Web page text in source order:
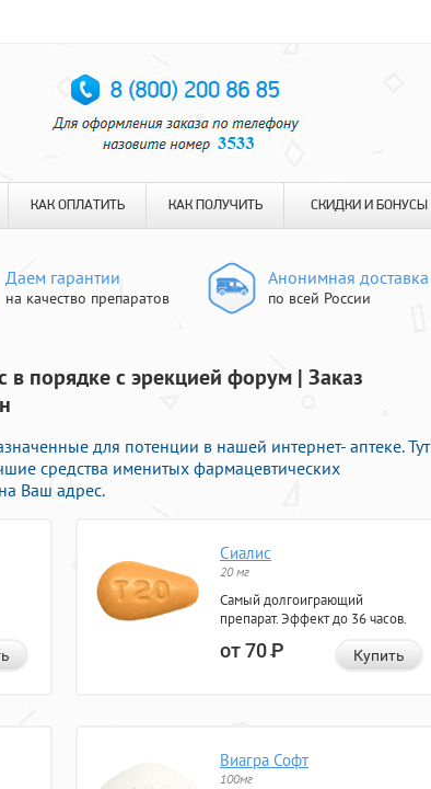
КАК ОПЛАТИТЬ КАК ПОЛУЧИТЬ СКИДКИ И БОНУСЫ
Даем гарантии
на качество препаратов
Анонимная доставка
по всей России
порядке с эрекцией форум | Заказ
для потенции в нашей интернет- аптеке. Тут
средства именитых фармацевтических
Ваш адрес.
Сиалис
20 мг
Самый долгоиграющий
препарат. Эффект до 36 часов.
от 70Р Купить
Виагра Софт
100мг